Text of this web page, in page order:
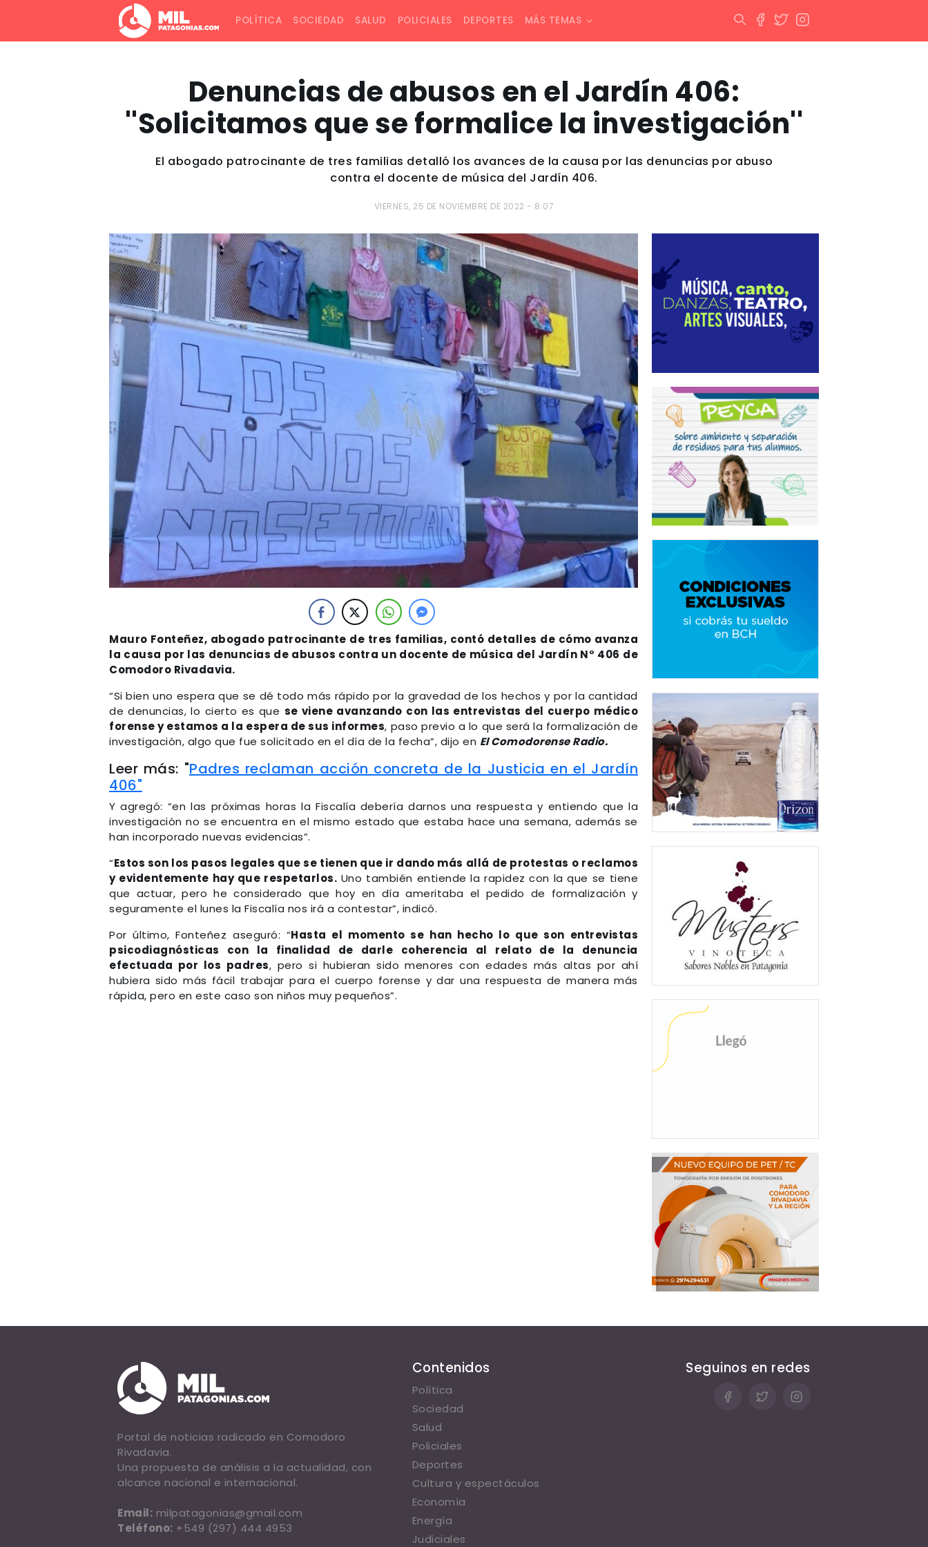
POLÍTICA SOCIEDAD SALUD POLICIALES DEPORTES MÁS TEMAS
Denuncias de abusos en el Jardín 406:
''Solicitamos que se formalice la investigación''
El abogado patrocinante de tres familias detalló los avances de la causa por las denuncias por abuso
contra el docente de música del Jardín 406.
VIERNES, 25 DE NOVIEMBRE DE 2022 - 8:07
Mauro Fonteñez, abogado patrocinante de tres familias, contó detalles de cómo avanza
la causa por las denuncias de abusos contra un docente de música del Jardín N° 406 de
Comodoro Rivadavia.
“Si bien uno espera que se dé todo más rápido por la gravedad de los hechos y por la cantidad
de denuncias, lo cierto es que se viene avanzando con las entrevistas del cuerpo médico
forense y estamos a la espera de sus informes, paso previo a lo que será la formalización de
investigación, algo que fue solicitado en el día de la fecha”, dijo en El Comodorense Radio.
Leer más: "Padres reclaman acción concreta de la Justicia en el Jardín
406"
Y agregó: “en las próximas horas la Fiscalía debería darnos una respuesta y entiendo que la
investigación no se encuentra en el mismo estado que estaba hace una semana, además se
han incorporado nuevas evidencias”.
“Estos son los pasos legales que se tienen que ir dando más allá de protestas o reclamos
y evidentemente hay que respetarlos. Uno también entiende la rapidez con la que se tiene
que actuar, pero he considerado que hoy en día ameritaba el pedido de formalización y
seguramente el lunes la Fiscalía nos irá a contestar”, indicó.
Por último, Fonteñez aseguró: “Hasta el momento se han hecho lo que son entrevistas
psicodiagnósticas con la finalidad de darle coherencia al relato de la denuncia
efectuada por los padres, pero si hubieran sido menores con edades más altas por ahí
hubiera sido más fácil trabajar para el cuerpo forense y dar una respuesta de manera más
rápida, pero en este caso son niños muy pequeños”.
Portal de noticias radicado en Comodoro
Rivadavia.
Una propuesta de análisis a la actualidad, con
alcance nacional e internacional.
Email: milpatagonias@gmail.com
Teléfono: +549 (297) 444 4953
Contenidos
Política
Sociedad
Salud
Policiales
Deportes
Cultura y espectáculos
Economía
Energía
Judiciales
Seguinos en redes